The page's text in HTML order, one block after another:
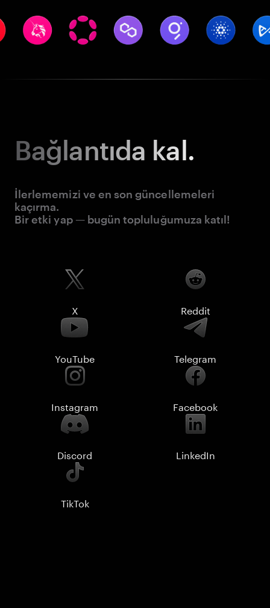
Bağlantıda kal.
İlerlememizi ve en son güncellemeleri
kaçırma.
Bir etki yap — bugün topluluğumuza katıl!
X Reddit
YouTube Telegram
Instagram Facebook
Discord LinkedIn
TikTok